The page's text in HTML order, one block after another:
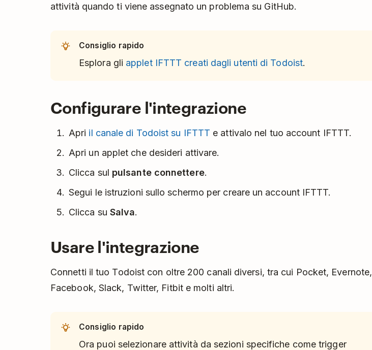
attività quando ti viene assegnato un problema su GitHub.
Consiglio rapido
Esplora gli applet IFTTT creati dagli utenti di Todoist.
Configurare l'integrazione
Apri il canale di Todoist su IFTTT e attivalo nel tuo account IFTTT.
Apri un applet che desideri attivare.
Clicca sul pulsante connettere.
Segui le istruzioni sullo schermo per creare un account IFTTT.
Clicca su Salva.
Usare l'integrazione
Connetti il tuo Todoist con oltre 200 canali diversi, tra cui Pocket, Evernote,
Facebook, Slack, Twitter, Fitbit e molti altri.
Consiglio rapido
Ora puoi selezionare attività da sezioni specifiche come trigger